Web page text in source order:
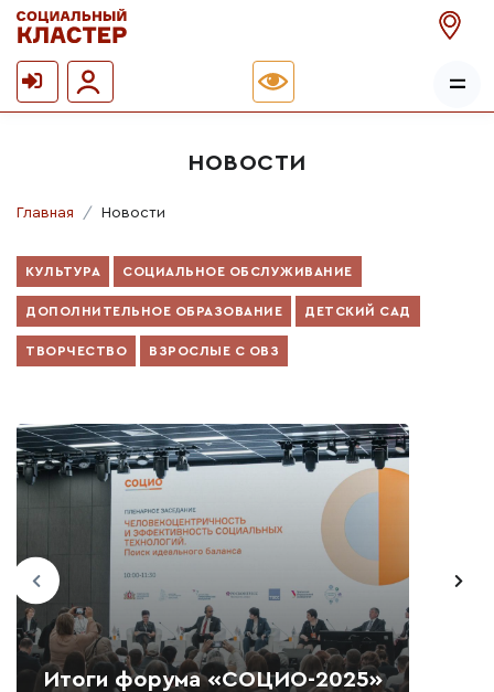
НОВОСТИ
Главная Новости
КУЛЬТУРА СОЦИАЛЬНОЕ ОБСЛУЖИВАНИЕ
ДОПОЛНИТЕЛЬНОЕ ОБРАЗОВАНИЕ ДЕТСКИЙ САД
ТВОРЧЕСТВО ВЗРОСЛЫЕ С ОВЗ
Итоги форума «СОЦИО-2025»